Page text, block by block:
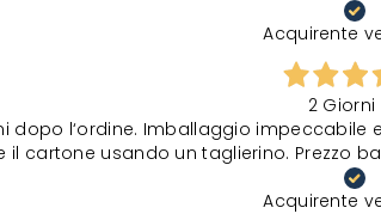
Acquirente
2 Giorni
dopo l‘ordine. Imballaggio
cartone usando un taglierino. Prezzo
Acquirente